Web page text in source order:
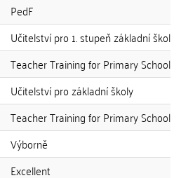
PedF
Učitelství pro 1. stupeň základní školy
Teacher Training for Primary Schools
Učitelství pro základní školy
Teacher Training for Primary Schools
Výborně
Excellent